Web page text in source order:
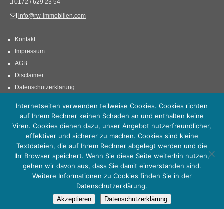
0172 / 629 23 54
info@rw-immobilien.com
Kontakt
Impressum
AGB
Disclaimer
Datenschutzerklärung
© 2012-2018 | Rappen Immobilien /// Anja Rappen – ehemals RW Immobilien - Ihr Immobilien
Partner am Niederrhein, im Ruhrgebiet und Rheinland
Internetseite realisiert durchFast-Media / Rheinberg
Internetseiten verwenden teilweise Cookies. Cookies richten
auf Ihrem Rechner keinen Schaden an und enthalten keine
Viren. Cookies dienen dazu, unser Angebot nutzerfreundlicher,
effektiver und sicherer zu machen. Cookies sind kleine
Textdateien, die auf Ihrem Rechner abgelegt werden und die
Ihr Browser speichert. Wenn Sie diese Seite weiterhin nutzen,
gehen wir davon aus, dass Sie damit einverstanden sind.
Weitere Informationen zu Cookies finden Sie in der
Datenschutzerklärung.
Akzeptieren Datenschutzerklärung